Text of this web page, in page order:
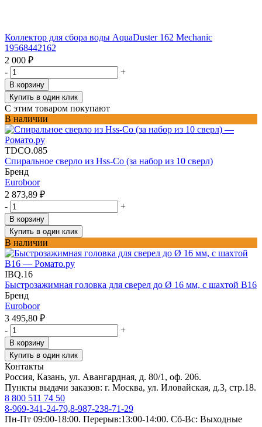
Коллектор для сбора воды AquaDuster 162 Mechanic
19568442162
2 000 ₽
-
+
В корзину
Купить в один клик
С этим товаром покупают
В наличии
TDCO.085
Спиральное сверло из Hss-Co (за набор из 10 сверл)
Бренд
Euroboor
2 873,89 ₽
-
+
В корзину
Купить в один клик
В наличии
IBQ.16
Быстрозажимная головка для сверел до Ø 16 мм, с шахтой В16
Бренд
Euroboor
3 495,80 ₽
-
+
В корзину
Купить в один клик
Контакты
Россия, Казань, ул. Авангардная, д. 80/1, оф. 206.
Пункты выдачи заказов: г. Москва, ул. Иловайская, д.3, стр.18.
8 800 511 74 50
8-969-341-24-79,8-987-238-71-29
Пн-Пт 09:00-18:00. Перерыв:13:00-14:00. Сб-Вс: Выходные